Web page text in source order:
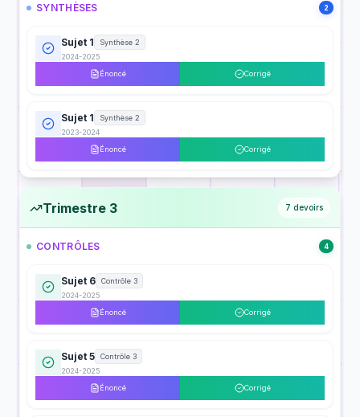
SYNTHÈSES 2
Sujet 1
Synthèse 2
2024-2025
Énoncé
Corrigé
Sujet 1
Synthèse 2
2023-2024
Énoncé
Corrigé
Trimestre 3 7 devoirs
CONTRÔLES 4
Sujet 6
Contrôle 3
2024-2025
Énoncé
Corrigé
Sujet 5
Contrôle 3
2024-2025
Énoncé
Corrigé